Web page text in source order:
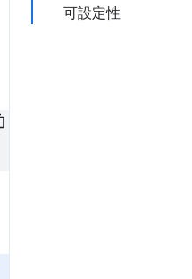
可設定性